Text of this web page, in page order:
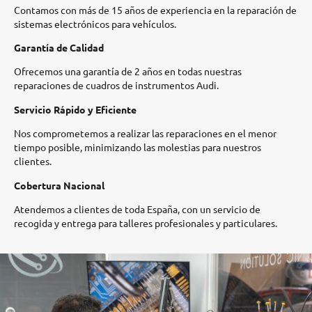
Contamos con más de 15 años de experiencia en la reparación de
sistemas electrónicos para vehículos.​
Garantía de Calidad
Ofrecemos una garantía de 2 años en todas nuestras
reparaciones de cuadros de instrumentos Audi.​
Servicio Rápido y Eficiente
Nos comprometemos a realizar las reparaciones en el menor
tiempo posible, minimizando las molestias para nuestros
clientes.​
Cobertura Nacional
Atendemos a clientes de toda España, con un servicio de
recogida y entrega para talleres profesionales y particulares.​